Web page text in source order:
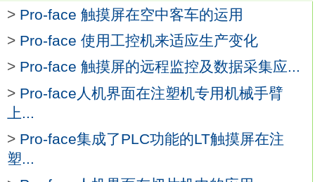
> Pro-face 触摸屏在空中客车的运用
> Pro-face 使用工控机来适应生产变化
> Pro-face 触摸屏的远程监控及数据采集应...
> Pro-face人机界面在注塑机专用机械手臂
上...
> Pro-face集成了PLC功能的LT触摸屏在注
塑...